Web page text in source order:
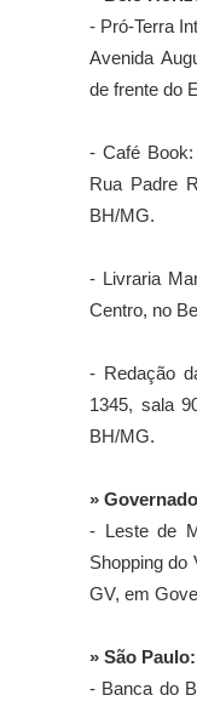
- Pró-Terra
Avenida
de frente do
- Café
Rua Padre
BH/MG.
- Livraria
Centro, no
- Redação
1345, sala
BH/MG.
»
- Leste de
Shopping do
GV, em
» São Paulo:
- Banca do